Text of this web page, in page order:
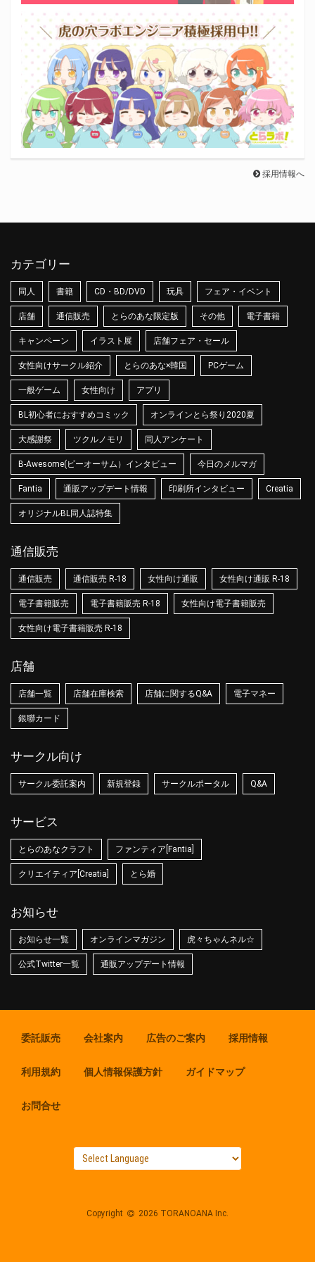
採用情報へ
カテゴリー
同人 書籍 CD・BD/DVD 玩具 フェア・イベント
店舗 通信販売 とらのあな限定版 その他 電子書籍
キャンペーン イラスト展 店舗フェア・セール
女性向けサークル紹介 とらのあな×韓国 PCゲーム
一般ゲーム 女性向け アプリ
BL初心者におすすめコミック オンラインとら祭り2020夏
大感謝祭 ツクルノモリ 同人アンケート
B-Awesome(ビーオーサム）インタビュー 今日のメルマガ
Fantia 通販アップデート情報 印刷所インタビュー Creatia
オリジナルBL同人誌特集
通信販売
通信販売 通信販売 R-18 女性向け通販 女性向け通販 R-18
電子書籍販売 電子書籍販売 R-18 女性向け電子書籍販売
女性向け電子書籍販売 R-18
店舗
店舗一覧 店舗在庫検索 店舗に関するQ&A 電子マネー
銀聯カード
サークル向け
サークル委託案内 新規登録 サークルポータル Q&A
サービス
とらのあなクラフト ファンティア[Fantia]
クリエイティア[Creatia] とら婚
お知らせ
お知らせ一覧 オンラインマガジン 虎々ちゃんネル☆
公式Twitter一覧 通販アップデート情報
委託販売 会社案内 広告のご案内 採用情報
利用規約 個人情報保護方針 ガイドマップ
お問合せ
Copyright 2026 TORANOANA Inc.